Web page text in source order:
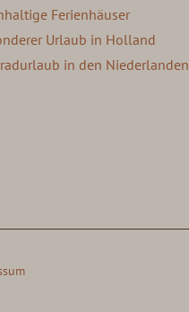
Ferienhäuser
Urlaub in Holland
in den Niederlanden